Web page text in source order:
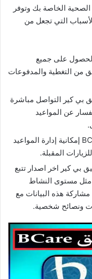
الخاصة بك وتوفر
التي تجعل من
على جميع
من التغطية والمدفوعات
بي كير التواصل مباشرة
عن المواعيد
إدارة المواعيد والتنبيهات: يوفر BCare إمكانية إدارة المواعيد
المقبلة.
بي كير اخر اصدار تتبع
مثل مستوى النشاط
مشاركة هذه البيانات مع
ونصائح شخصية.